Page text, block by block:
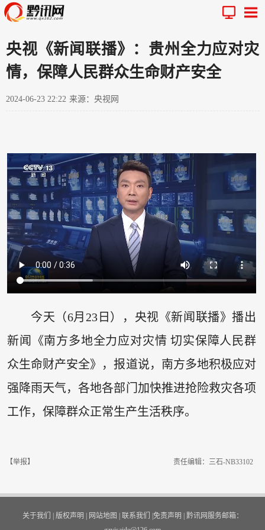
央视《新闻联播》：贵州全力应对灾
情，保障人民群众生命财产安全
2024-06-23 22:22 来源：央视网
今天（6月23日），央视《新闻联播》播出
新闻《南方多地全力应对灾情 切实保障人民群
众生命财产安全》，报道说，南方多地积极应对
强降雨天气，各地各部门加快推进抢险救灾各项
工作，保障群众正常生产生活秩序。
【举报】 责任编辑：三石-NB33102
关于我们 版权声明 网站地图 联系我们 免责声明
黔讯网服务邮箱：